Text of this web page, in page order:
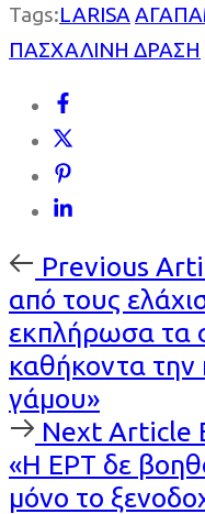
Tags:LARISA
ΠΑΣΧΑΛΙΝΗ ΔΡΑΣΗ
Previous
Article
Previous
από τους
εκπλήρωσα τα
καθήκοντα
γάμου»
Next
Article
Next Article
«Η ΕΡΤ δε
μόνο το